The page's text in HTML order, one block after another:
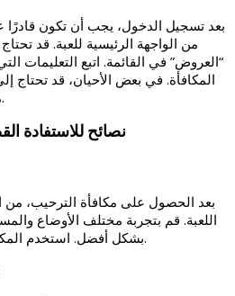
بعد تسجيل الدخول، يجب أن تكون قادرًا
من الواجهة الرئيسية للعبة. قد
“العروض” في القائمة. اتبع التعليمات
المكافأة. في بعض الأحيان، قد تحتاج
مستوى معين لتفعيل المكافأة.
نصائح للاستفادة
بعد الحصول على مكافأة الترحيب،
اللعبة. قم بتجربة مختلف الأوضاع
بشكل أفضل. استخدم المكافأة لتعزيز تجربتك في اللعب.